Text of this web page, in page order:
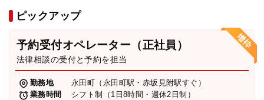
ピックアップ
予約受付オペレーター（正社員）
法律相談の受付と予約を担当
勤務地
永田町（永田町駅・赤坂見附駅すぐ）
業務時間
シフト制（1日8時間・週休2日制）
ホーム
取扱分野
解決実績